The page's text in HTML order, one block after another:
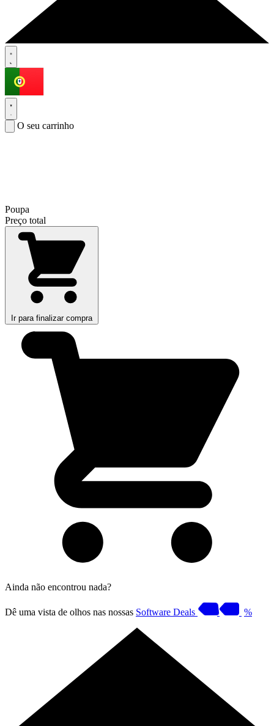
O seu carrinho
Poupa
Preço total
Ir para finalizar compra
Ainda não encontrou nada?
Dê uma vista de olhos nas nossas Software Deals %